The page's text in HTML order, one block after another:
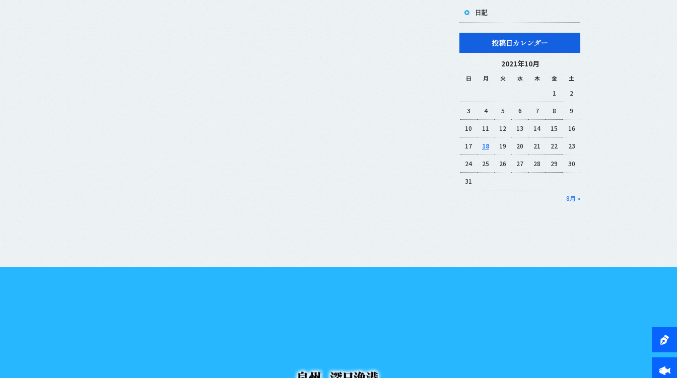
日記
投稿日カレンダー
2021年10月
日 月 火 水 木 金 土
8月 »
1 2
3 4 5 6 7 8 9
10 11 12 13 14 15 16
17 18 19 20 21 22 23
24 25 26 27 28 29 30
31